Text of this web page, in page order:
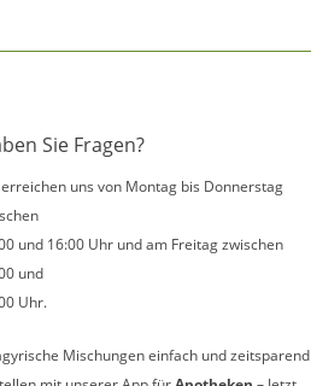
Sie Fragen?
uns von Montag bis Donnerstag
und 16:00 Uhr und am Freitag zwischen
und
Uhr.
Mischungen einfach und zeitsparend